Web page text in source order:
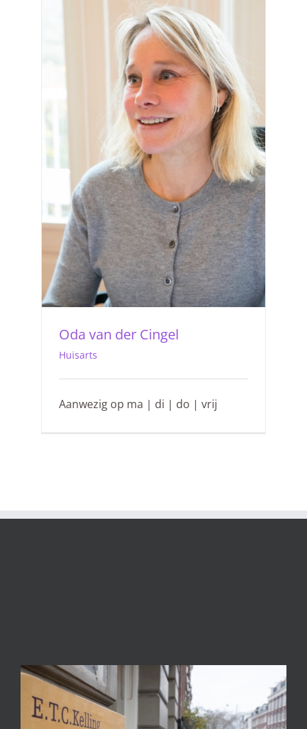
Oda van der Cingel
Huisarts
Aanwezig op ma | di | do | vrij